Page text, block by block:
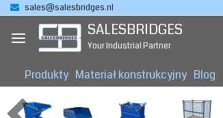
sales@salesbridges.nl
SALESBRIDGES
Your Industrial Partner
Produkty Materiał konstrukcyjny Blog